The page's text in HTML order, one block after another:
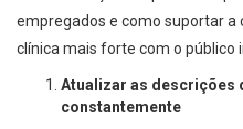
empregados e como suportar a
clínica mais forte com o público
Atualizar as descrições
constantemente